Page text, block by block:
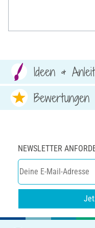
Ideen &
Bewertungen
NEWSLETTER